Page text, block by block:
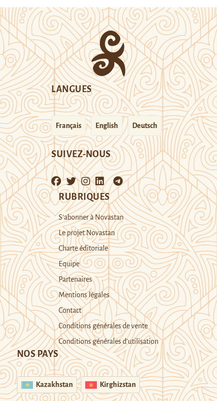
LANGUES
Français English Deutsch
SUIVEZ-NOUS
RUBRIQUES
S’abonner à Novastan
Le projet Novastan
Charte éditoriale
Equipe
Partenaires
Mentions légales
Contact
Conditions générales de vente
Conditions générales d’utilisation
NOS PAYS
Kazakhstan Kirghizstan